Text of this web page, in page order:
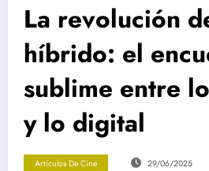
La revolución
híbrido: el
sublime entre
y lo digital
Artículos De Cine 29/06/2025